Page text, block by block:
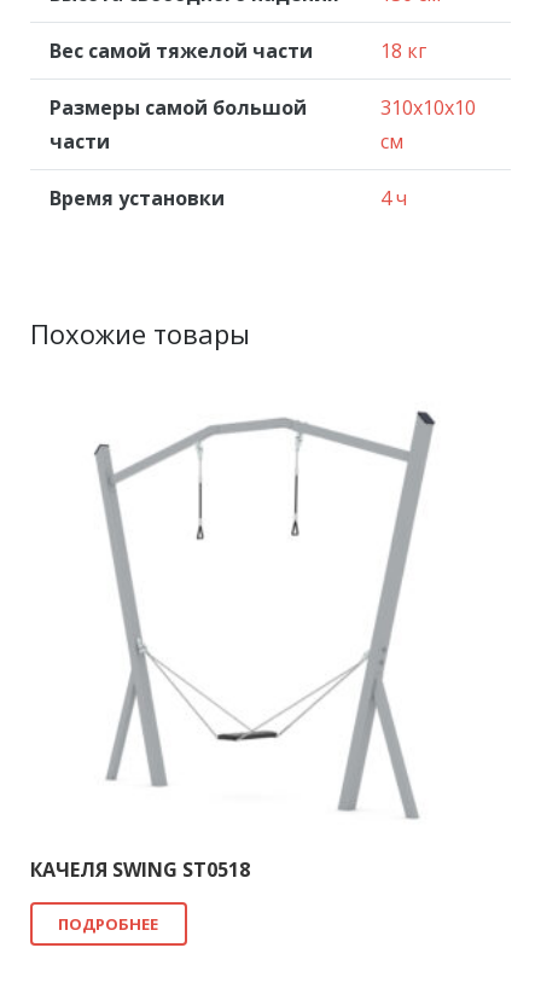
Вес самой тяжелой части 18 кг
Размеры самой большой
части
310x10x10
см
Время установки 4 ч
Похожие товары
КАЧЕЛЯ SWING ST0518
ПОДРОБНЕЕ